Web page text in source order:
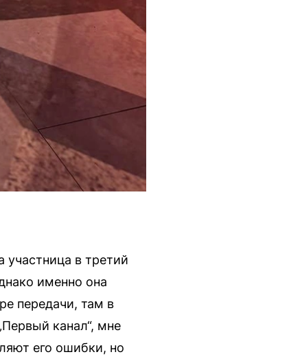
в третий
именно она
передачи, там в
канал“, мне
его ошибки, но